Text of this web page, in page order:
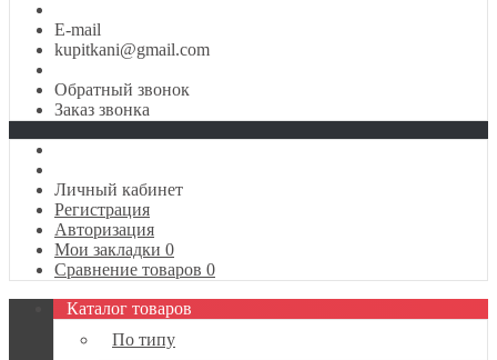
E-mail
kupitkani@gmail.com
Обратный звонок
Заказ звонка
Личный кабинет
Регистрация
Авторизация
Мои закладки 0
Сравнение товаров 0
Каталог товаров
По типу